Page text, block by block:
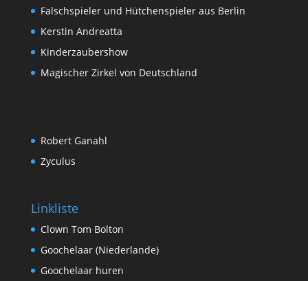
Falschspieler und Hütchenspieler aus Berlin
Kerstin Andreatta
Kinderzaubershow
Magischer Zirkel von Deutschland
Robert Ganahl
Zyculus
Linkliste
Clown Tom Bolton
Goochelaar (Niederlande)
Goochelaar huren